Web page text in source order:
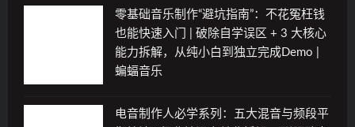
零基础音乐制作“避坑指南”：不花冤枉钱
也能快速入门 | 破除自学误区 + 3 大核心
能力拆解，从纯小白到独立完成Demo |
蝙蝠音乐
电音制作人必学系列：五大混音与频段平